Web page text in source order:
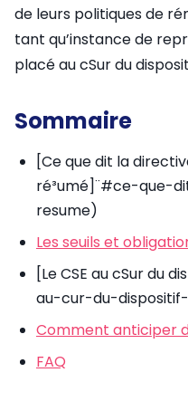
de leurs politiques de
tant qu’instance de
placé au cSur du
Sommaire
[Ce que dit la
ré³umé]¨#ce-que-
resume)
Les seuils et
[Le CSE au cSur du
au-cur-du-
Comment anticiper
FAQ